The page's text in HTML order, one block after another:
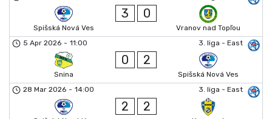
Spišská Nová Ves
3 0
Vranov nad Topľou
3. liga - East
5 Apr 2026 - 11:00
Snina
0 2
Spišská Nová Ves
3. liga - East
28 Mar 2026 - 14:00
2 2